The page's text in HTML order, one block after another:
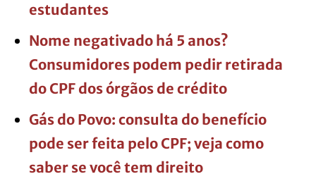
estudantes
Nome negativado há 5 anos?
Consumidores podem pedir retirada
do CPF dos órgãos de crédito
Gás do Povo: consulta do benefício
pode ser feita pelo CPF; veja como
saber se você tem direito